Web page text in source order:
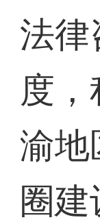
法律
度
渝地
圈